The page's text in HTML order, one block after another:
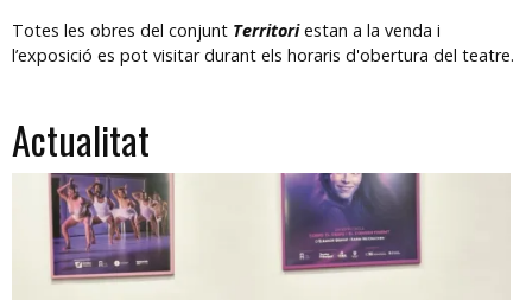
Totes les obres del conjunt Territoriestan a la venda i
l’exposició es pot visitar durant els horaris d'obertura del teatre.
Actualitat